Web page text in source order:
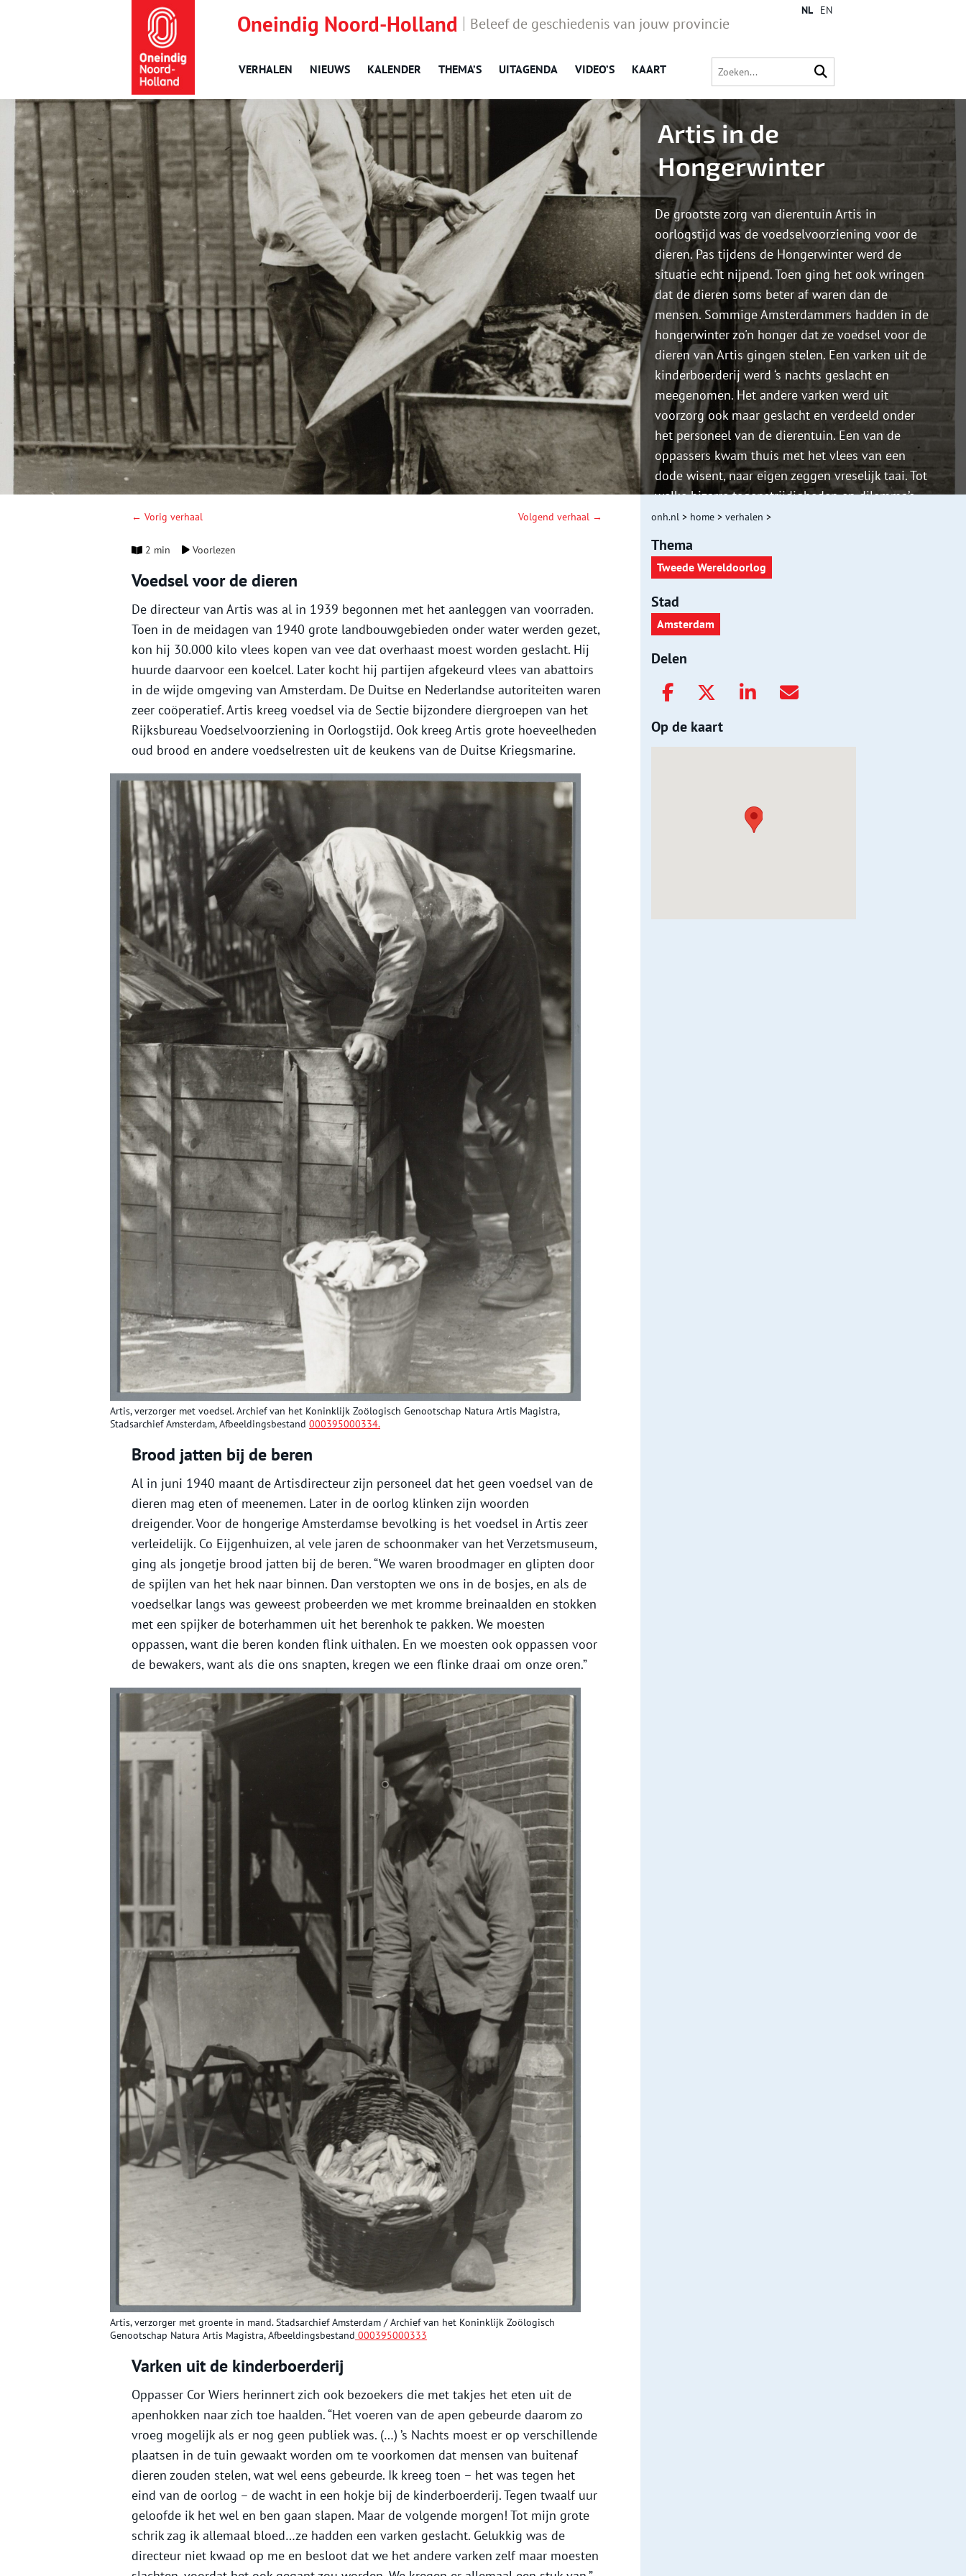
Oneindig Noord-Holland Beleef de geschiedenis van jouw provincie
VERHALEN NIEUWS KALENDER THEMA’S UITAGENDA VIDEO’S KAART
NL EN
Artis in de
Hongerwinter
De grootste zorg van dierentuin Artis in
oorlogstijd was de voedselvoorziening voor de
dieren. Pas tijdens de Hongerwinter werd de
situatie echt nijpend. Toen ging het ook wringen
dat de dieren soms beter af waren dan de
mensen. Sommige Amsterdammers hadden in de
hongerwinter zo'n honger dat ze voedsel voor de
dieren van Artis gingen stelen. Een varken uit de
kinderboerderij werd ‘s nachts geslacht en
meegenomen. Het andere varken werd uit
voorzorg ook maar geslacht en verdeeld onder
het personeel van de dierentuin. Een van de
oppassers kwam thuis met het vlees van een
dode wisent, naar eigen zeggen vreselijk taai. Tot
welke bizarre tegenstrijdigheden en dilemma’s
voedselschaarste kan leiden, blijkt uit de
verhalen van oud-Artispersoneel die door het
Verzetsmuseum zijn opgetekend.
← Vorig verhaal Volgend verhaal →
2 min Voorlezen
Voedsel voor de dieren
De directeur van Artis was al in 1939 begonnen met het aanleggen van voorraden.
Toen in de meidagen van 1940 grote landbouwgebieden onder water werden gezet,
kon hij 30.000 kilo vlees kopen van vee dat overhaast moest worden geslacht. Hij
huurde daarvoor een koelcel. Later kocht hij partijen afgekeurd vlees van abattoirs
in de wijde omgeving van Amsterdam. De Duitse en Nederlandse autoriteiten waren
zeer coöperatief. Artis kreeg voedsel via de Sectie bijzondere diergroepen van het
Rijksbureau Voedselvoorziening in Oorlogstijd. Ook kreeg Artis grote hoeveelheden
oud brood en andere voedselresten uit de keukens van de Duitse Kriegsmarine.
Artis, verzorger met voedsel. Archief van het Koninklijk Zoölogisch Genootschap Natura Artis Magistra,
Stadsarchief Amsterdam, Afbeeldingsbestand 000395000334.
Brood jatten bij de beren
Al in juni 1940 maant de Artisdirecteur zijn personeel dat het geen voedsel van de
dieren mag eten of meenemen. Later in de oorlog klinken zijn woorden
dreigender. Voor de hongerige Amsterdamse bevolking is het voedsel in Artis zeer
verleidelijk. Co Eijgenhuizen, al vele jaren de schoonmaker van het Verzetsmuseum,
ging als jongetje brood jatten bij de beren. “We waren broodmager en glipten door
de spijlen van het hek naar binnen. Dan verstopten we ons in de bosjes, en als de
voedselkar langs was geweest probeerden we met kromme breinaalden en stokken
met een spijker de boterhammen uit het berenhok te pakken. We moesten
oppassen, want die beren konden flink uithalen. En we moesten ook oppassen voor
de bewakers, want als die ons snapten, kregen we een flinke draai om onze oren.”
Artis, verzorger met groente in mand. Stadsarchief Amsterdam / Archief van het Koninklijk Zoölogisch
Genootschap Natura Artis Magistra, Afbeeldingsbestand 000395000333
Varken uit de kinderboerderij
Oppasser Cor Wiers herinnert zich ook bezoekers die met takjes het eten uit de
apenhokken naar zich toe haalden. “Het voeren van de apen gebeurde daarom zo
vroeg mogelijk als er nog geen publiek was. (…) ’s Nachts moest er op verschillende
plaatsen in de tuin gewaakt worden om te voorkomen dat mensen van buitenaf
dieren zouden stelen, wat wel eens gebeurde. Ik kreeg toen – het was tegen het
eind van de oorlog – de wacht in een hokje bij de kinderboerderij. Tegen twaalf uur
geloofde ik het wel en ben gaan slapen. Maar de volgende morgen! Tot mijn grote
schrik zag ik allemaal bloed…ze hadden een varken geslacht. Gelukkig was de
directeur niet kwaad op me en besloot dat we het andere varken zelf maar moesten
onh.nl > home > verhalen >
Thema
Tweede Wereldoorlog
Stad
Amsterdam
Delen
Op de kaart